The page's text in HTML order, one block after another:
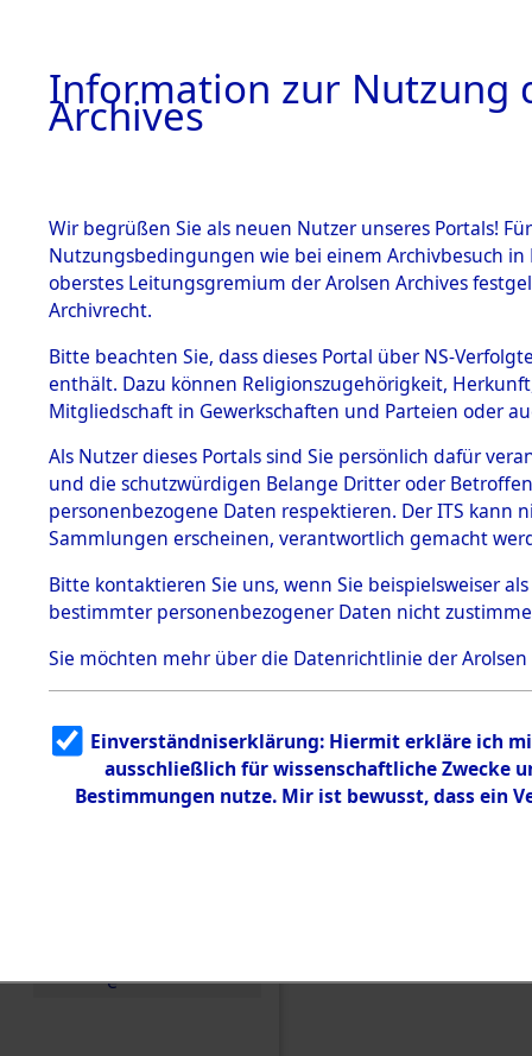
BESTÄNDE
1.
mente
5. Verschiedenes
5.3
Todesmärsche
5.3.1 Alliierte
Erhebungen
zu
Todesmärsch
en
5.3.2
g
5.3.3
Todesmärsch
e
von
Toter aus
Ort ihrer
0001
Information zur Nutzung
Archives
Wir begrüßen Sie als neuen Nutzer unseres Portals!
Nutzungsbedingungen wie bei einem Archivbesuch
oberstes Leitungsgremium der Arolsen Archives
Archivrecht.
Bitte beachten Sie, dass dieses Portal über NS-
enthält. Dazu können Religionszugehörigkeit,
Mitgliedschaft in Gewerkschaften und Parteien oder
Als Nutzer dieses Portals sind Sie persönlich dafür
und die schutzwürdigen Belange Dritter oder
personenbezogene Daten respektieren. Der ITS
Sammlungen erscheinen, verantwortlich gemacht
Bitte kontaktieren Sie uns, wenn Sie beispielsweiser
bestimmter personenbezogener Daten nicht
Sie möchten mehr über die Datenrichtlinie der Arolsen
Einverständniserklärung: Hiermit erkläre ich
ausschließlich für wissenschaftliche Zwecke
Bestimmungen nutze. Mir ist bewusst, dass ein